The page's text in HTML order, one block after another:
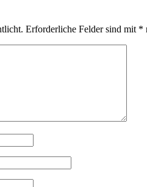
Erforderliche Felder sind mit *